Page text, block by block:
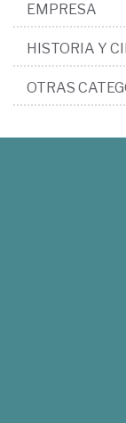
EMPRESA
HISTORIA Y
OTRAS